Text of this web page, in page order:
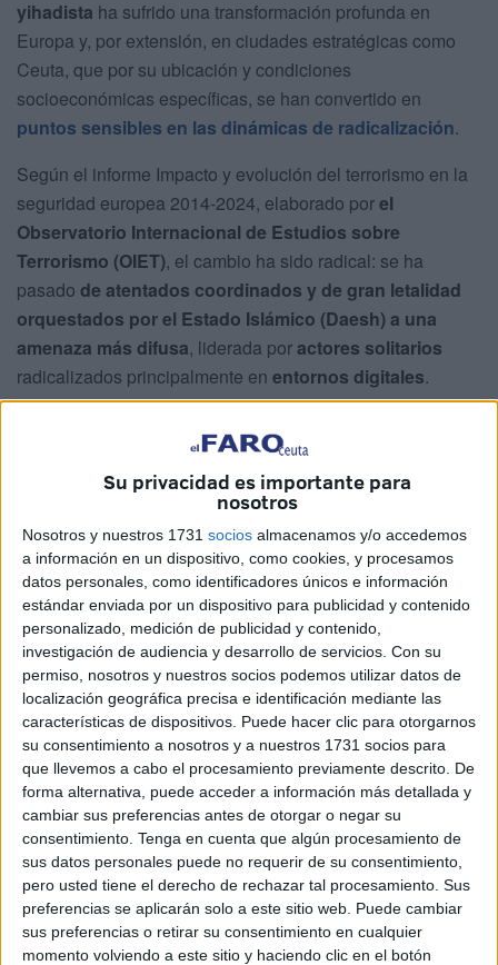
Su privacidad es importante para
nosotros
Nosotros y nuestros 1731 socios almacenamos y/o accedemos
a información en un dispositivo, como cookies, y procesamos
datos personales, como identificadores únicos e información
estándar enviada por un dispositivo para publicidad y contenido
personalizado, medición de publicidad y contenido,
investigación de audiencia y desarrollo de servicios. Con su
permiso, nosotros y nuestros socios podemos utilizar datos de
localización geográfica precisa e identificación mediante las
características de dispositivos. Puede hacer clic para otorgarnos
su consentimiento a nosotros y a nuestros 1731 socios para
que llevemos a cabo el procesamiento previamente descrito. De
forma alternativa, puede acceder a información más detallada y
cambiar sus preferencias antes de otorgar o negar su
consentimiento. Tenga en cuenta que algún procesamiento de
sus datos personales puede no requerir de su consentimiento,
pero usted tiene el derecho de rechazar tal procesamiento. Sus
preferencias se aplicarán solo a este sitio web. Puede cambiar
sus preferencias o retirar su consentimiento en cualquier
momento volviendo a este sitio y haciendo clic en el botón
yihadista ha sufrido una transformación profunda en
Europa y, por extensión, en ciudades estratégicas como
Ceuta, que por su ubicación y condiciones
socioeconómicas específicas, se han convertido en
puntos sensibles en las dinámicas de radicalización.
Según el informe Impacto y evolución del terrorismo en la
seguridad europea 2014-2024, elaborado porel
Observatorio Internacional de Estudios sobre
Terrorismo (OIET), el cambio ha sido radical: se ha
pasado de atentados coordinados y de gran letalidad
orquestados por el Estado Islámico (Daesh) a una
amenaza más difusa, liderada poractores solitarios
radicalizados principalmente en entornos digitales.
el último año se han desarrollado dos importantes
operaciones antiterroristas. En marzo,un hombre fue
detenido por la Policía Nacional por difundir
contenidos yihadistas en redes sociales. La operación
se centró en su actividad online, especialmente en
plataformas como TikTok y Telegram, donde compartía
material de apología del terrorismo y llamamientos a la
yihad.
Apenas tres meses después,otra intervención
coordinada entre España y Marruecosculminó con la
detención de varios integrantes de una célula con lazos en
el Sahel que planeaban atentados en ambos lados de la
frontera.Algunos de esos individuos fueron arrestados
en Ceuta.
Estos casos recientes ilustran con claridad lo que el
informe del OIET describe como el“paso de un
terrorismo centralizado a un modelo descentralizado y